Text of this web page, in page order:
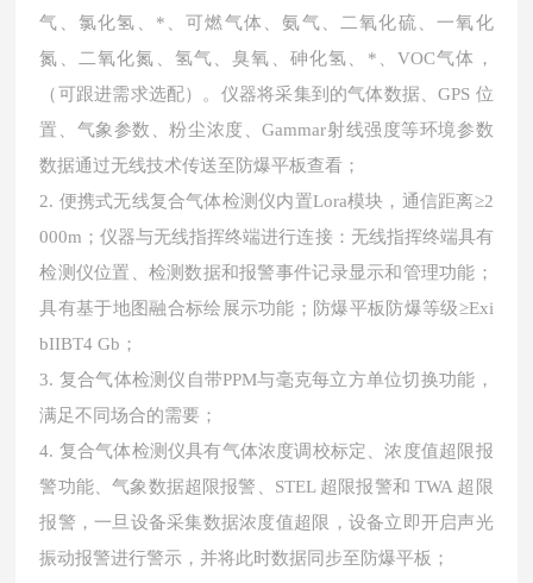
气、氯化氢、*、可燃气体、氨气、二氧化硫、一氧化
氮、二氧化氮、氢气、臭氧、砷化氢、*、VOC气体，
（可跟进需求选配）。仪器将采集到的气体数据、GPS 位
置、气象参数、粉尘浓度、Gammar射线强度等环境参数
数据通过无线技术传送至防爆平板查看；
2. 便携式无线复合气体检测仪内置Lora模块，通信距离≥2
000m；仪器与无线指挥终端进行连接：无线指挥终端具有
检测仪位置、检测数据和报警事件记录显示和管理功能；
具有基于地图融合标绘展示功能；防爆平板防爆等级≥Exi
bIIBT4 Gb；
3. 复合气体检测仪自带PPM与毫克每立方单位切换功能，
满足不同场合的需要；
4. 复合气体检测仪具有气体浓度调校标定、浓度值超限报
警功能、气象数据超限报警、STEL 超限报警和 TWA 超限
报警，一旦设备采集数据浓度值超限，设备立即开启声光
振动报警进行警示，并将此时数据同步至防爆平板；